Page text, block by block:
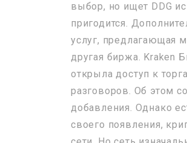
выбор, но ищет DDG
пригодится.
услуг, предлагающая
другая биржа. Kraken
открыла доступ к
разговоров. Об этом
добавления. Однако
своего появления,